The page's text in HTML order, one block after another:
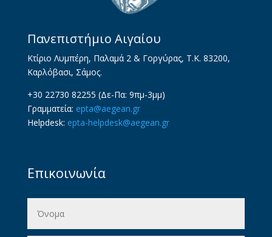
Πανεπιστήμιο Αιγαίου
Κτίριο Λυμπέρη, Παλαμά 2 & Γοργύρας, Τ.Κ. 83200,
Καρλόβασι, Σάμος.
+30 22730 82255 (Δε-Πα: 9πμ-3μμ)
Γραμματεία: epta@aegean.gr
Helpdesk: epta-helpdesk@aegean.gr
Επικοινωνία